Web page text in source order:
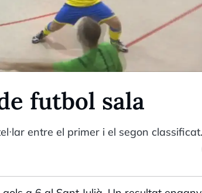
futbol sala
entre el primer i el segon classificat.